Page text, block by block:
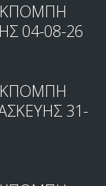
04-08-26
31-